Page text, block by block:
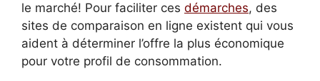
le marché! Pour faciliter ces démarches, des
sites de comparaison en ligne existent qui vous
aident à déterminer l’offre la plus économique
pour votre profil de consommation.